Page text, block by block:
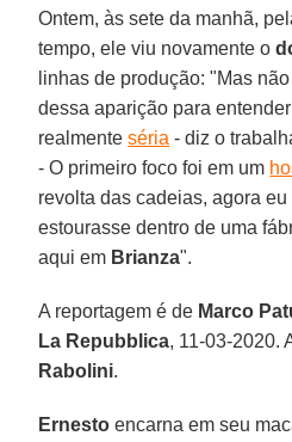
Ontem, às sete da manhã,
tempo, ele viu novamente o
linhas de produção: "Mas
dessa aparição para
realmenteséria - diz o
- O primeiro foco foi em um
revolta das cadeias, agora
estourasse dentro de uma
aqui em Brianza".
A reportagem é de Marco
La Repubblica, 11-03-2020.
Rabolini.
Ernesto encarna em seu